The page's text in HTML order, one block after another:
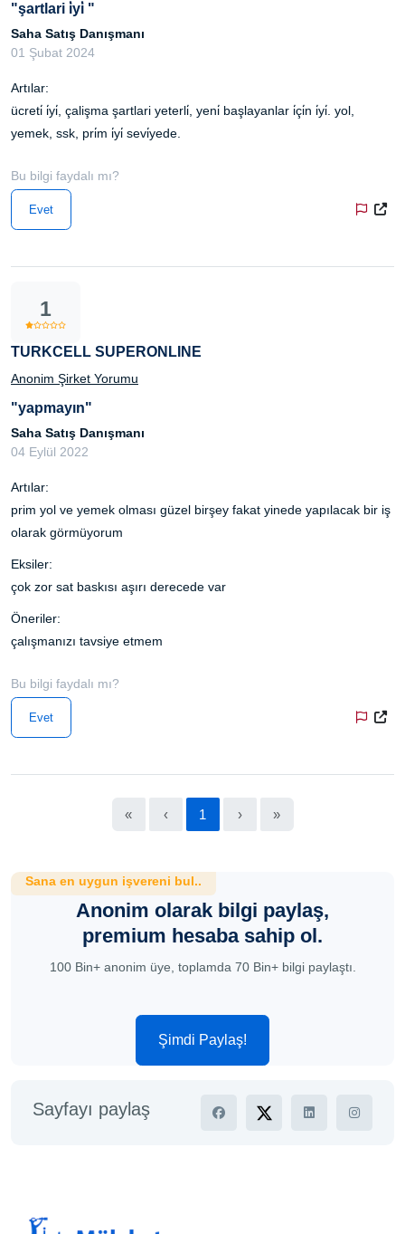
"şartlari i̇yi̇ "
Saha Satış Danışmanı
01 Şubat 2024
Artılar:
ücreti̇ i̇yi̇, çalişma şartlari yeterli̇, yeni̇ başlayanlar i̇çi̇n i̇yi̇. yol,
yemek, ssk, pri̇m i̇yi̇ sevi̇yede.
Bu bilgi faydalı mı?
Evet
1
TURKCELL SUPERONLINE
Anonim Şirket Yorumu
"yapmayın"
Saha Satış Danışmanı
04 Eylül 2022
Artılar:
prim yol ve yemek olması güzel birşey fakat yinede yapılacak bir iş
olarak görmüyorum
Eksiler:
çok zor sat baskısı aşırı derecede var
Öneriler:
çalışmanızı tavsiye etmem
Bu bilgi faydalı mı?
Evet
« ‹ 1 › »
Sana en uygun işvereni bul..
Anonim olarak bilgi paylaş,
premium hesaba sahip ol.
100 Bin+ anonim üye, toplamda 70 Bin+ bilgi paylaştı.
Şimdi Paylaş!
Sayfayı paylaş